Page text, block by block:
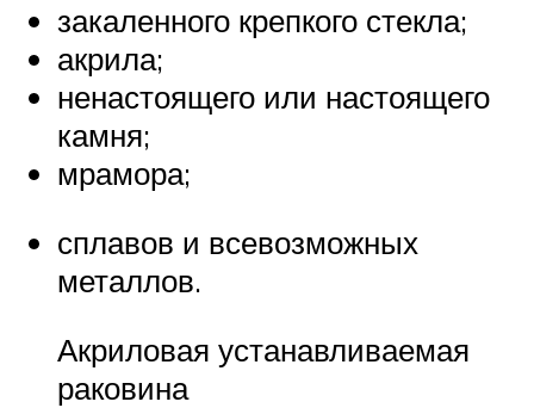
закаленного крепкого стекла;
акрила;
ненастоящего или настоящего
камня;
мрамора;
сплавов и всевозможных
металлов.
Акриловая устанавливаемая
раковина